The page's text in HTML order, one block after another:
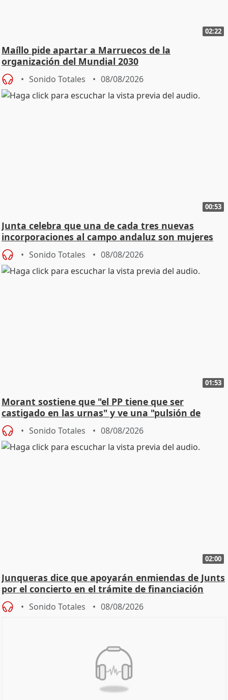
02:22
Maíllo pide apartar a Marruecos de la
organización del Mundial 2030
Sonido Totales 08/08/2026
00:53
Junta celebra que una de cada tres nuevas
incorporaciones al campo andaluz son mujeres
jóvenes
Sonido Totales 08/08/2026
01:53
Morant sostiene que "el PP tiene que ser
castigado en las urnas" y ve una "pulsión de
cambio"
Sonido Totales 08/08/2026
02:00
Junqueras dice que apoyarán enmiendas de Junts
por el concierto en el trámite de financiación
Sonido Totales 08/08/2026